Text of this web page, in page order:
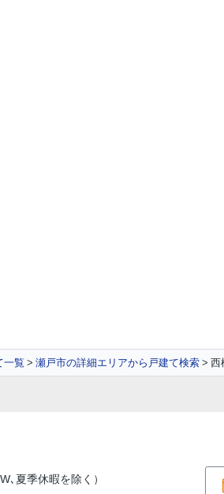
一覧 瀬戸市の詳細エリアから戸建て検索 西
､夏季休暇を除く）